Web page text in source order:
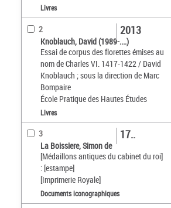
Livres
2
Knoblauch, David (1989-....)
Essai de corpus des florettes émises au
nom de Charles VI. 1417-1422 / David
Knoblauch ; sous la direction de Marc
Bompaire
École Pratique des Hautes Études
2013
Livres
3
La Boissiere, Simon de
[Médaillons antiques du cabinet du roi]
: [estampe]
[Imprimerie Royale]
17..
Documents iconographiques